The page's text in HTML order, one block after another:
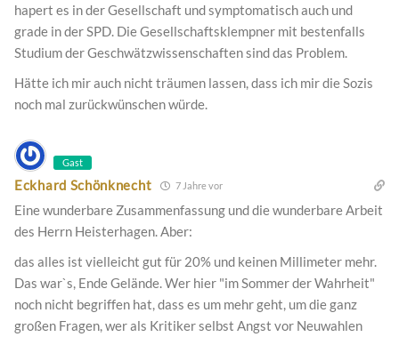
hapert es in der Gesellschaft und symptomatisch auch und
grade in der SPD. Die Gesellschaftsklempner mit bestenfalls
Studium der Geschwätzwissenschaften sind das Problem.
Hätte ich mir auch nicht träumen lassen, dass ich mir die Sozis
noch mal zurückwünschen würde.
Gast
Eckhard Schönknecht 7 Jahre vor
Eine wunderbare Zusammenfassung und die wunderbare Arbeit
des Herrn Heisterhagen. Aber:
das alles ist vielleicht gut für 20% und keinen Millimeter mehr.
Das war`s, Ende Gelände. Wer hier "im Sommer der Wahrheit"
noch nicht begriffen hat, dass es um mehr geht, um die ganz
großen Fragen, wer als Kritiker selbst Angst vor Neuwahlen